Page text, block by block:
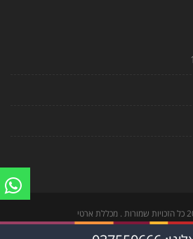
כל הזכויות שמורות . מכללת ארטי
הקורסים שלנו | לוח פעילויות